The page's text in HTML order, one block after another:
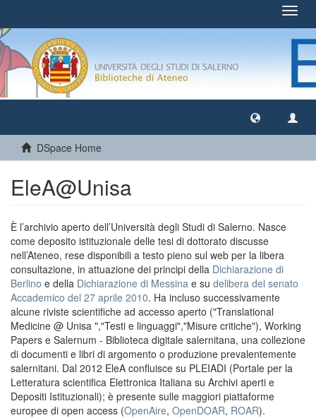
DSpace Home
EleA@Unisa
È l’archivio aperto dell’Università degli Studi di Salerno. Nasce
come deposito istituzionale delle tesi di dottorato discusse
nell’Ateneo, rese disponibili a testo pieno sul web per la libera
consultazione, in attuazione dei principi della Dichiarazione di
Berlino e della Dichiarazione di Messina e su delibera del senato
Accademico del 27 aprile 2010. Ha incluso successivamente
alcune riviste scientifiche ad accesso aperto ("Translational
Medicine @ Unisa ","Testi e linguaggi","Misure critiche"), Working
Papers e Salernum - Biblioteca digitale salernitana, una collezione
di documenti e libri di argomento o produzione prevalentemente
salernitani. Dal 2012 EleA confluisce su PLEIADI (Portale per la
Letteratura scientifica Elettronica Italiana su Archivi aperti e
Depositi Istituzionali); è presente sulle maggiori piattaforme
europee di open access (OpenAire, OpenDOAR, ROAR).